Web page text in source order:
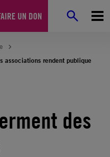
UN DON
associations rendent publique
des